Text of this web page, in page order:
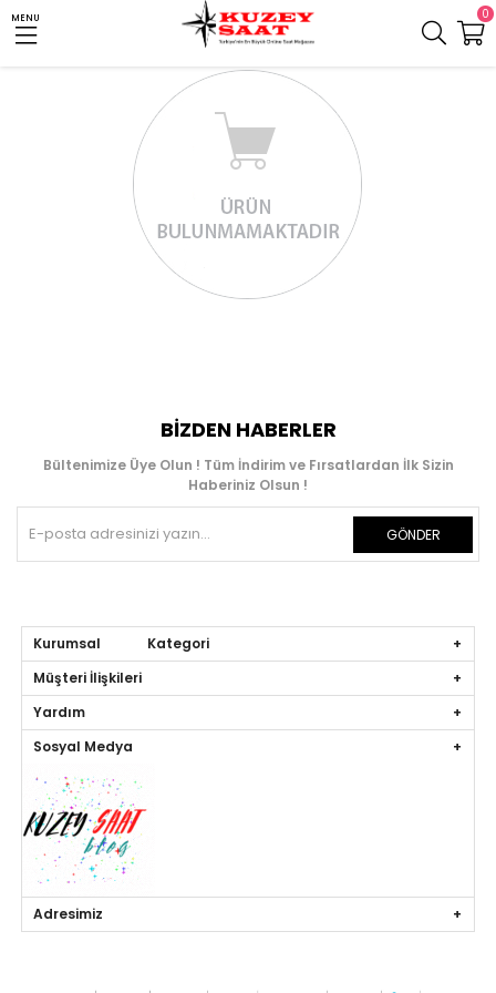
MENU 0
BIZDEN HABERLER
Bültenimize Üye Olun ! Tüm İndirim ve Fırsatlardan İlk Sizin
Haberiniz Olsun !
GÖNDER
Kurumsal Kategori
Müşteri İlişkileri
Yardım
Sosyal Medya
Adresimiz